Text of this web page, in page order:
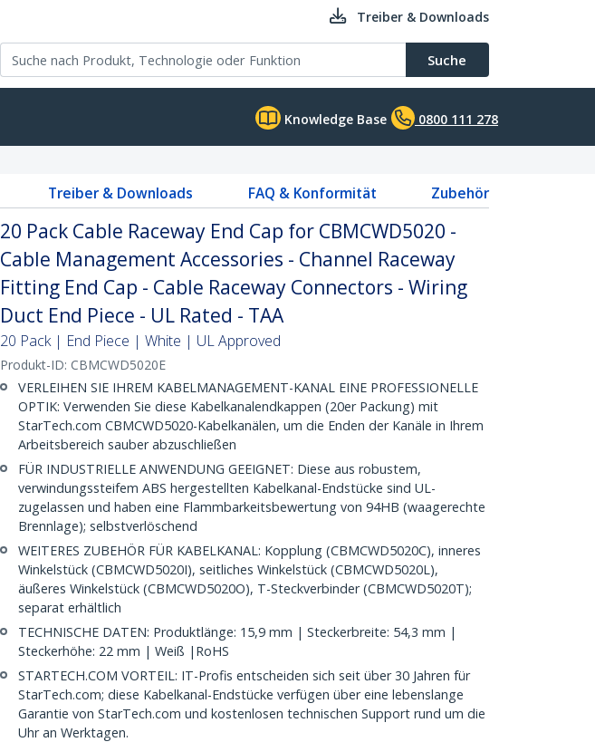
Treiber & Downloads
Suche
Knowledge Base 0800 111 278
Treiber & Downloads FAQ & Konformität Zubehör
20 Pack Cable Raceway End Cap for CBMCWD5020 -
Cable Management Accessories - Channel Raceway
Fitting End Cap - Cable Raceway Connectors - Wiring
Duct End Piece - UL Rated - TAA
20 Pack | End Piece | White | UL Approved
Produkt-ID: CBMCWD5020E
VERLEIHEN SIE IHREM KABELMANAGEMENT-KANAL EINE PROFESSIONELLE
OPTIK: Verwenden Sie diese Kabelkanalendkappen (20er Packung) mit
StarTech.com CBMCWD5020-Kabelkanälen, um die Enden der Kanäle in Ihrem
Arbeitsbereich sauber abzuschließen
FÜR INDUSTRIELLE ANWENDUNG GEEIGNET: Diese aus robustem,
verwindungssteifem ABS hergestellten Kabelkanal-Endstücke sind UL-
zugelassen und haben eine Flammbarkeitsbewertung von 94HB (waagerechte
Brennlage); selbstverlöschend
WEITERES ZUBEHÖR FÜR KABELKANAL: Kopplung (CBMCWD5020C), inneres
Winkelstück (CBMCWD5020I), seitliches Winkelstück (CBMCWD5020L),
äußeres Winkelstück (CBMCWD5020O), T-Steckverbinder (CBMCWD5020T);
separat erhältlich
TECHNISCHE DATEN: Produktlänge: 15,9 mm | Steckerbreite: 54,3 mm |
Steckerhöhe: 22 mm | Weiß |RoHS
STARTECH.COM VORTEIL: IT-Profis entscheiden sich seit über 30 Jahren für
StarTech.com; diese Kabelkanal-Endstücke verfügen über eine lebenslange
Garantie von StarTech.com und kostenlosen technischen Support rund um die
Uhr an Werktagen.